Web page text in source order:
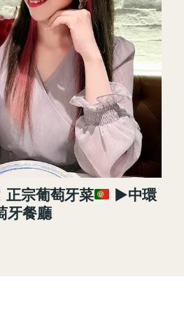
正宗葡萄牙菜
►中環
牙餐廳